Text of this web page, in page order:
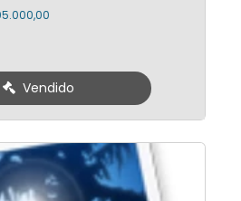
Vendido